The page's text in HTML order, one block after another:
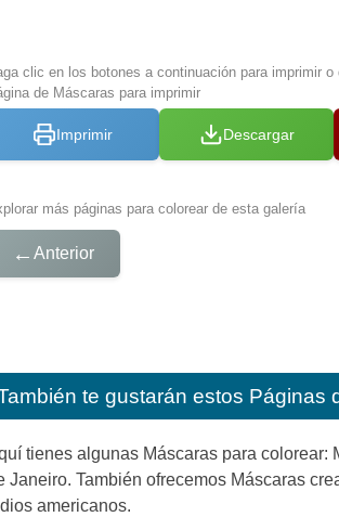
clic en los botones a continuación para imprimir
de Máscaras para imprimir
Imprimir Descargar
más páginas para colorear de esta galería
← Anterior
te gustarán estos Páginas
tienes algunas Máscaras para
Janeiro. También ofrecemos Máscaras
americanos.